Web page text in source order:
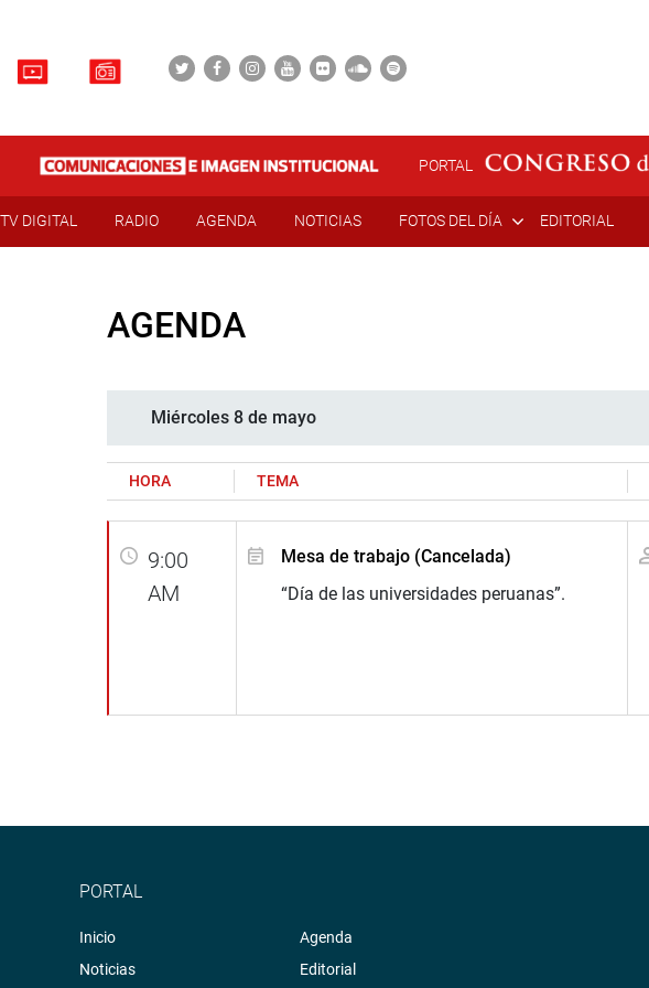
PORTAL
TV DIGITAL RADIO AGENDA NOTICIAS FOTOS DEL DÍA EDITORIAL
AGENDA
Miércoles 8 de mayo
HORA TEMA
9:00
AM
Mesa de trabajo (Cancelada)
“Día de las universidades peruanas”.
PORTAL
Inicio
Noticias
Agenda
Editorial